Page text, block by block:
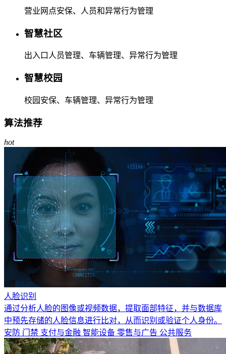
营业网点安保、人员和异常行为管理
智慧社区
出入口人员管理、车辆管理、异常行为管理
智慧校园
校园安保、车辆管理、异常行为管理
算法推荐
hot
人脸识别
通过分析人脸的图像或视频数据，提取面部特征，并与数据库
中预先存储的人脸信息进行比对，从而识别或验证个人身份。
安防 门禁 支付与金融 智能设备 零售与广告 公共服务